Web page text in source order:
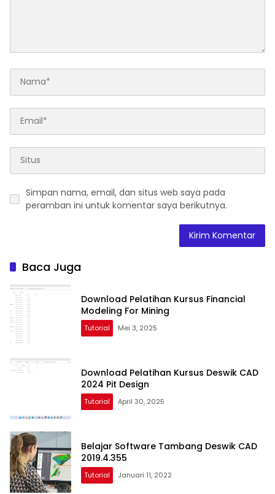
Simpan nama, email, dan situs web saya pada
peramban ini untuk komentar saya berikutnya.
Baca Juga
Download Pelatihan Kursus Financial
Modeling For Mining
Tutorial Mei 3, 2025
Download Pelatihan Kursus Deswik CAD
2024 Pit Design
Tutorial April 30, 2025
Belajar Software Tambang Deswik CAD
2019.4.355
Tutorial Januari 11, 2022